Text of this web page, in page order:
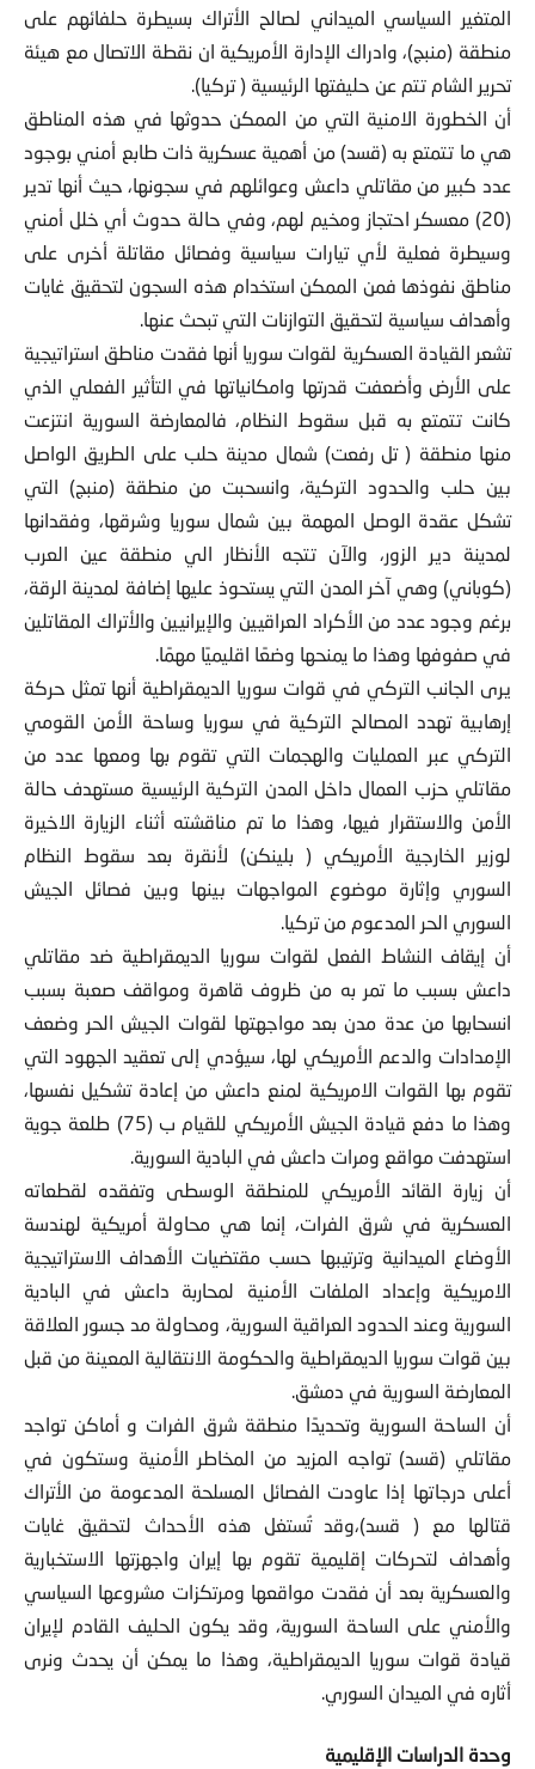
المتغير السياسي الميداني لصالح الأتراك بسيطرة حلفائهم على
منطقة (منبج)، وادراك الإدارة الأمريكية ان نقطة الاتصال مع هيئة
تحرير الشام تتم عن حليفتها الرئيسية ( تركيا).
أن الخطورة الامنية التي من الممكن حدوثها في هذه المناطق
هي ما تتمتع به (قسد) من أهمية عسكرية ذات طابع أمني بوجود
عدد كبير من مقاتلي داعش وعوائلهم في سجونها، حيث أنها تدير
(20) معسكر احتجاز ومخيم لهم، وفي حالة حدوث أي خلل أمني
وسيطرة فعلية لأي تيارات سياسية وفصائل مقاتلة أخرى على
مناطق نفوذها فمن الممكن استخدام هذه السجون لتحقيق غايات
وأهداف سياسية لتحقيق التوازنات التي تبحث عنها.
تشعر القيادة العسكرية لقوات سوريا أنها فقدت مناطق استراتيجية
على الأرض وأضعفت قدرتها وامكانياتها في التأثير الفعلي الذي
كانت تتمتع به قبل سقوط النظام، فالمعارضة السورية انتزعت
منها منطقة ( تل رفعت) شمال مدينة حلب على الطريق الواصل
بين حلب والحدود التركية، وانسحبت من منطقة (منبج) التي
تشكل عقدة الوصل المهمة بين شمال سوريا وشرقها، وفقدانها
لمدينة دير الزور، والآن تتجه الأنظار الي منطقة عين العرب
(كوباني) وهي آخر المدن التي يستحوذ عليها إضافة لمدينة الرقة،
برغم وجود عدد من الأكراد العراقيين والإيرانيين والأتراك المقاتلين
في صفوفها وهذا ما يمنحها وضعًا اقليميًا مهمًا.
يرى الجانب التركي في قوات سوريا الديمقراطية أنها تمثل حركة
إرهابية تهدد المصالح التركية في سوريا وساحة الأمن القومي
التركي عبر العمليات والهجمات التي تقوم بها ومعها عدد من
مقاتلي حزب العمال داخل المدن التركية الرئيسية مستهدف حالة
الأمن والاستقرار فيها، وهذا ما تم مناقشته أثناء الزيارة الاخيرة
لوزير الخارجية الأمريكي ( بلينكن) لأنقرة بعد سقوط النظام
السوري وإثارة موضوع المواجهات بينها وبين فصائل الجيش
السوري الحر المدعوم من تركيا.
أن إيقاف النشاط الفعل لقوات سوريا الديمقراطية ضد مقاتلي
داعش بسبب ما تمر به من ظروف قاهرة ومواقف صعبة بسبب
انسحابها من عدة مدن بعد مواجهتها لقوات الجيش الحر وضعف
الإمدادات والدعم الأمريكي لها، سيؤدي إلى تعقيد الجهود التي
تقوم بها القوات الامريكية لمنع داعش من إعادة تشكيل نفسها،
وهذا ما دفع قيادة الجيش الأمريكي للقيام ب (75) طلعة جوية
استهدفت مواقع ومرات داعش في البادية السورية.
أن زيارة القائد الأمريكي للمنطقة الوسطى وتفقده لقطعاته
العسكرية في شرق الفرات، إنما هي محاولة أمريكية لهندسة
الأوضاع الميدانية وترتيبها حسب مقتضيات الأهداف الاستراتيجية
الامريكية وإعداد الملفات الأمنية لمحاربة داعش في البادية
السورية وعند الحدود العراقية السورية، ومحاولة مد جسور العلاقة
بين قوات سوريا الديمقراطية والحكومة الانتقالية المعينة من قبل
المعارضة السورية في دمشق.
أن الساحة السورية وتحديدًا منطقة شرق الفرات و أماكن تواجد
مقاتلي (قسد) تواجه المزيد من المخاطر الأمنية وستكون في
أعلى درجاتها إذا عاودت الفصائل المسلحة المدعومة من الأتراك
قتالها مع ( قسد)،وقد تُستغل هذه الأحداث لتحقيق غايات
وأهداف لتحركات إقليمية تقوم بها إيران واجهزتها الاستخبارية
والعسكرية بعد أن فقدت مواقعها ومرتكزات مشروعها السياسي
والأمني على الساحة السورية، وقد يكون الحليف القادم لإيران
قيادة قوات سوريا الديمقراطية، وهذا ما يمكن أن يحدث ونرى
أثاره في الميدان السوري.
وحدة الدراسات الإقليمية